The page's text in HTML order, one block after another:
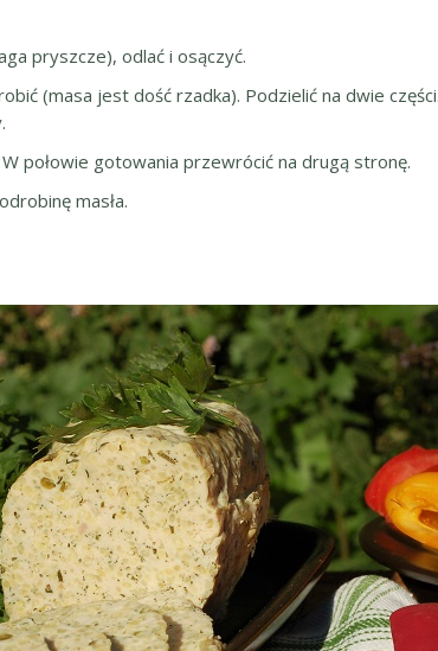
pryszcze), odlać i osączyć.
(masa jest dość rzadka). Podzielić na dwie
połowie gotowania przewrócić na drugą stronę.
masła.